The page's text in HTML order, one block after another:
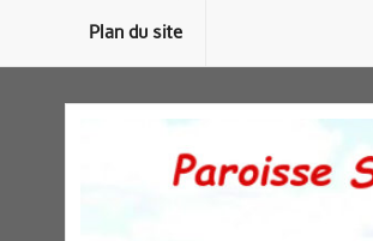
Plan du site